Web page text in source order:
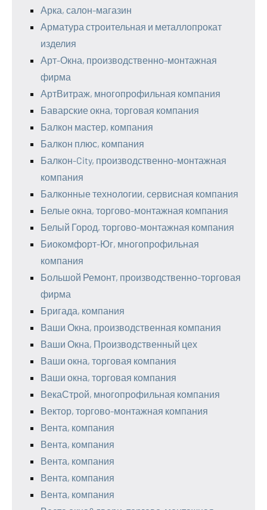
Арка, салон-магазин
Арматура строительная и металлопрокат
изделия
Арт-Окна, производственно-монтажная
фирма
АртВитраж, многопрофильная компания
Баварские окна, торговая компания
Балкон мастер, компания
Балкон плюс, компания
Балкон-City, производственно-монтажная
компания
Балконные технологии, сервисная компания
Белые окна, торгово-монтажная компания
Белый Город, торгово-монтажная компания
Биокомфорт-Юг, многопрофильная
компания
Большой Ремонт, производственно-торговая
фирма
Бригада, компания
Ваши Окна, производственная компания
Ваши Окна, Производственный цех
Ваши окна, торговая компания
Ваши окна, торговая компания
ВекаСтрой, многопрофильная компания
Вектор, торгово-монтажная компания
Вента, компания
Вента, компания
Вента, компания
Вента, компания
Вента, компания